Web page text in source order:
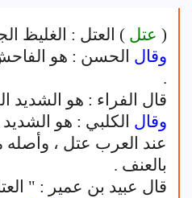
( عتل ) العتل : الغليظ
وقال الحسن : هو
.
قال الفراء : هو الشديد
وقال الكلبي : هو
عند العرب عتل ، وأصله
بالعنف .
قال عبيد بن عمير : "